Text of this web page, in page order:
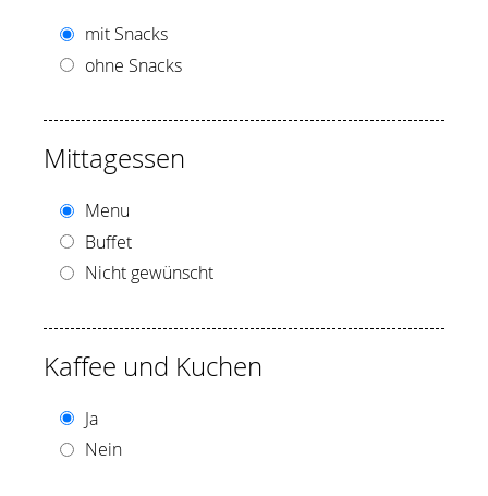
mit Snacks
ohne Snacks
Mittagessen
Menu
Buffet
Nicht gewünscht
Kaffee und Kuchen
Ja
Nein